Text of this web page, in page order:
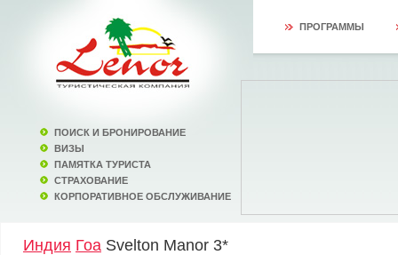
ПРОГРАММЫ
ПОИСК И БРОНИРОВАНИЕ
ВИЗЫ
ПАМЯТКА ТУРИСТА
СТРАХОВАНИЕ
КОРПОРАТИВНОЕ ОБСЛУЖИВАНИЕ
Индия Гоа Svelton Manor 3*